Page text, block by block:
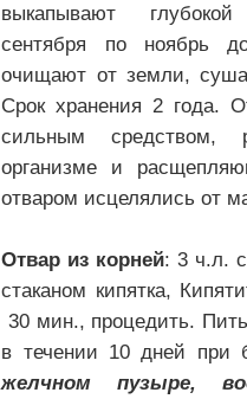
выкапывают
сентября по ноябрь
очищают от земли,
Срок хранения 2 года.
сильным средством,
организме и
отваром исцелялись от
Отвар из корней: 3 ч.л.
стаканом кипятка,
30 мин., процедить.
в течении 10 дней при
желчном пузыре,